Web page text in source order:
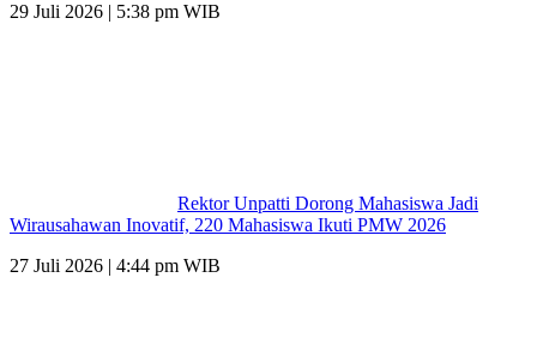
29 Juli 2026 | 5:38 pm WIB
Rektor Unpatti Dorong Mahasiswa Jadi
Wirausahawan Inovatif, 220 Mahasiswa Ikuti PMW 2026
27 Juli 2026 | 4:44 pm WIB